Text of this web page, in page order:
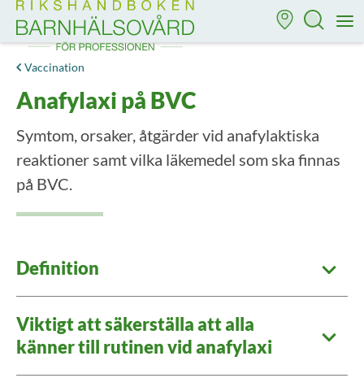
Till startsidan för Rikshandboken i barnhälsovård
Vaccination
Anafylaxi på BVC
Symtom, orsaker, åtgärder vid anafylaktiska
reaktioner samt vilka läkemedel som ska finnas
på BVC.
Definition
Viktigt att säkerställa att alla
känner till rutinen vid anafylaxi